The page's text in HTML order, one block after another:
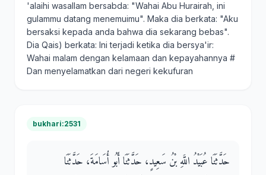
'alaihi wasallam bersabda: "Wahai Abu Hurairah, ini
gulammu datang menemuimu". Maka dia berkata: "Aku
bersaksi kepada anda bahwa dia sekarang bebas".
Dia Qais) berkata: Ini terjadi ketika dia bersya'ir:
Wahai malam dengan kelamaan dan kepayahannya #
Dan menyelamatkan dari negeri kekufuran
bukhari:2531
حَدَّثَنَا عُبَيْدُ اللَّهِ بْنُ سَعِيدٍ، حَدَّثَنَا أَبُو أُسَامَةَ، حَدَّثَنَا